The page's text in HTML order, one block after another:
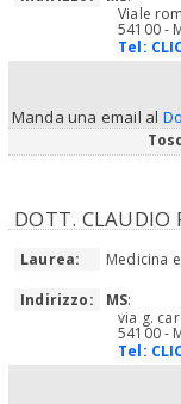
Viale
54100 -
Tel:
Manda una email al
DOTT. CLAUDIO
Laurea:
Medicina
Indirizzo:
MS:
via g.
54100 -
Tel: